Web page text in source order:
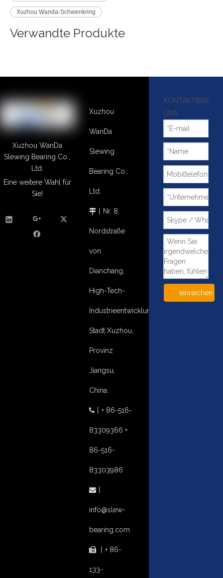
Xuzhou Wanda-Schwenkring
Verwandte Produkte
Xuzhou WanDa
Slewing Bearing Co.,
Ltd.
Eine weitere Wahl für
Sie!
Xuzhou
WanDa
Slewing
Bearing Co.,
Ltd.
 Nr. 8,
Nordstraße
von
Dianchang,
High-Tech-
Industrieentwicklungsgebiet,
Stadt Xuzhou,
Provinz
Jiangsu,
China.
 丨+ 86-516-
83309366 +
86-516-
83303986

info@slew-
bearing.com
 丨+ 86-
133-
KONTAKTIERE
UNS
einreichen